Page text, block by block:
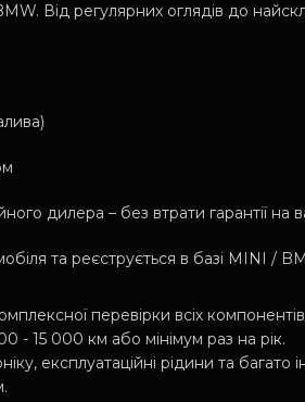
Від регулярних оглядів до
дилера – без втрати гарантії
та реєструється в базі MINI /
перевірки всіх
- 15 000 км або мінімум раз на рік.
експлуатаційні рідини та